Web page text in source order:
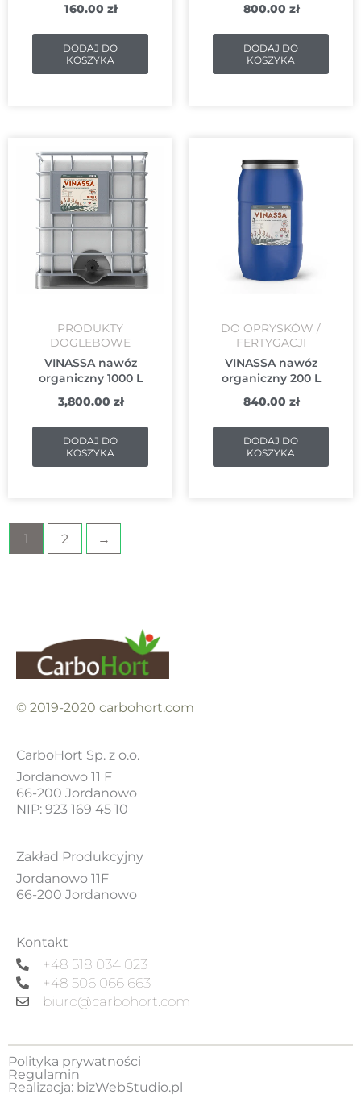
160.00 zł
DODAJ DO
KOSZYKA
800.00 zł
DODAJ DO
KOSZYKA
PRODUKTY
DOGLEBOWE
VINASSA nawóz
organiczny 1000 L
3,800.00 zł
DODAJ DO
KOSZYKA
DO OPRYSKÓW /
FERTYGACJI
VINASSA nawóz
organiczny 200 L
840.00 zł
DODAJ DO
KOSZYKA
1 2 →
© 2019-2020 carbohort.com
CarboHort Sp. z o.o.
Jordanowo 11 F
66-200 Jordanowo
NIP: 923 169 45 10
Zakład Produkcyjny
Jordanowo 11F
66-200 Jordanowo
Kontakt
+48 518 034 023
+48 506 066 663
biuro@carbohort.com
Polityka prywatności
Regulamin
Realizacja: bizWebStudio.pl